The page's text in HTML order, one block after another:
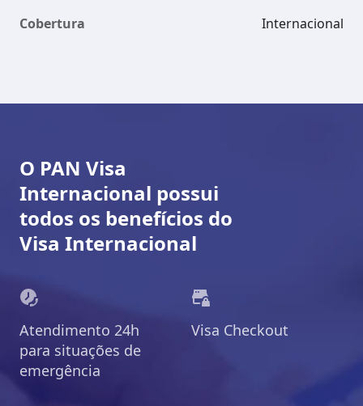
Cobertura Internacional
O PAN Visa
Internacional possui
todos os benefícios do
Visa Internacional
Atendimento 24h
para situações de
emergência
Visa Checkout